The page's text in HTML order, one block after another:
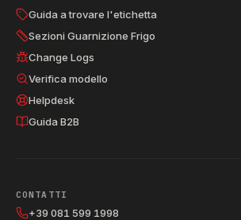
Guida a trovare l'etichetta
Sezioni Guarnizione Frigo
Change Logs
Verifica modello
Helpdesk
Guida B2B
CONTATTI
+39 081 599 1998